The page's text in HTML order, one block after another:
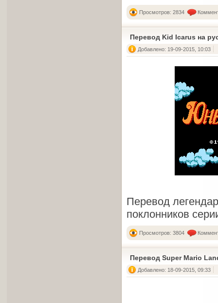
Просмотров: 2834
Перевод Kid Icarus на
Добавлено: 19-09-2015, 10:03
Перевод
поклонников
Просмотров: 3804
Перевод Super Mario
Добавлено: 18-09-2015, 09:33